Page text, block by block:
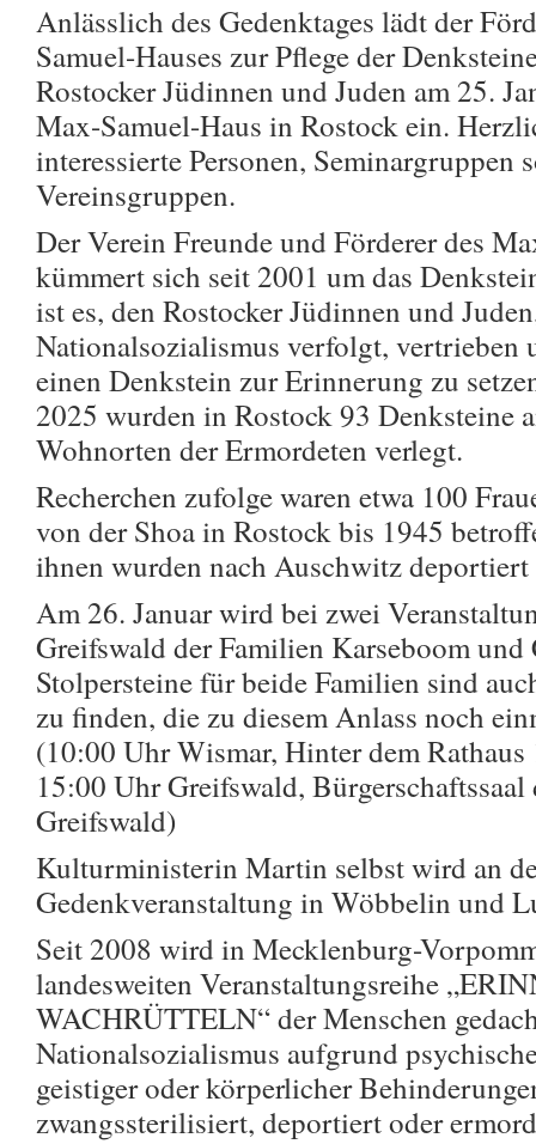
Anlässlich des Gedenktages lädt der
Samuel-Hauses zur Pflege der
Rostocker Jüdinnen und Juden am 25.
Max-Samuel-Haus in Rostock ein.
interessierte Personen, Seminargruppen
Vereinsgruppen.
Der Verein Freunde und Förderer des
kümmert sich seit 2001 um das
ist es, den Rostocker Jüdinnen und
Nationalsozialismus verfolgt, vertrieben
einen Denkstein zur Erinnerung zu
2025 wurden in Rostock 93 Denksteine
Wohnorten der Ermordeten verlegt.
Recherchen zufolge waren etwa 100
von der Shoa in Rostock bis 1945
ihnen wurden nach Auschwitz
Am 26. Januar wird bei zwei
Greifswald der Familien Karseboom und
Stolpersteine für beide Familien sind
zu finden, die zu diesem Anlass noch
(10:00 Uhr Wismar, Hinter dem
15:00 Uhr Greifswald, Bürgerschaftssaal
Greifswald)
Kulturministerin Martin selbst wird an
Gedenkveranstaltung in Wöbbelin und
Seit 2008 wird in Mecklenburg-
landesweiten Veranstaltungsreihe
WACHRÜTTELN“ der Menschen
Nationalsozialismus aufgrund
geistiger oder körperlicher
zwangssterilisiert, deportiert oder